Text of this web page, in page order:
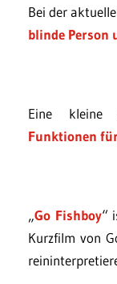
Bei der
blinde Person
Eine kleine
Funktionen
„Go Fishboy“
Kurzfilm von